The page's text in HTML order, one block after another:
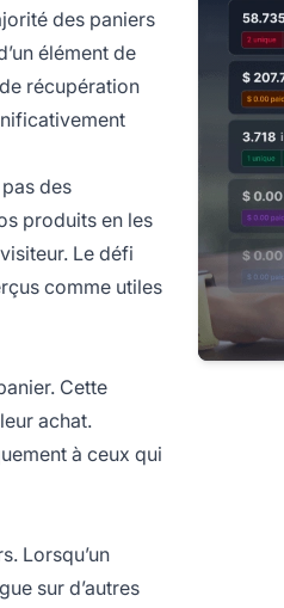
des paniers
élément de
récupération
des
produits en les
Le défi
comme utiles
Cette
achat.
à ceux qui
Lorsqu’un
sur d’autres